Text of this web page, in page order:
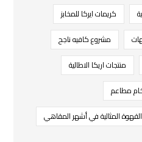
كريمات ايركا للمخابز
مشروع كافيه ناجح
منتجات اريكا الاطالية
مطاعم